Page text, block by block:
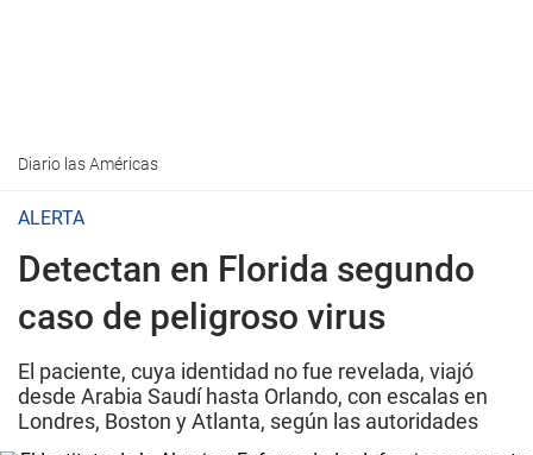
Diario las Américas
ALERTA
Detectan en Florida segundo
caso de peligroso virus
El paciente, cuya identidad no fue revelada, viajó
desde Arabia Saudí hasta Orlando, con escalas en
Londres, Boston y Atlanta, según las autoridades